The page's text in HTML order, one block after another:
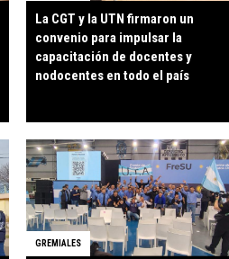
La CGT y la UTN firmaron un
convenio para impulsar la
capacitación de docentes y
nodocentes en todo el país
GREMIALES